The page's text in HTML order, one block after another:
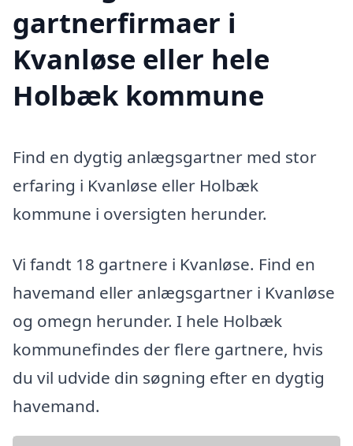
gartnerfirmaer i
Kvanløse eller hele
Holbæk kommune
Find en dygtig anlægsgartner med stor
erfaring i Kvanløse eller Holbæk
kommune i oversigten herunder.
Vi fandt 18 gartnere i Kvanløse. Find en
havemand eller anlægsgartner i Kvanløse
og omegn herunder. I hele Holbæk
kommunefindes der flere gartnere, hvis
du vil udvide din søgning efter en dygtig
havemand.